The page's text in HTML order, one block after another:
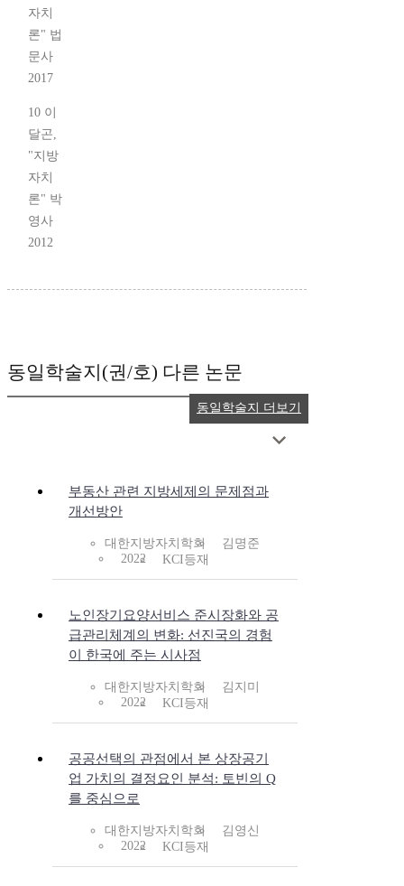
자치
론" 법
문사
2017
10 이
달곤,
"지방
자치
론" 박
영사
2012
동일학술지(권/호) 다른 논문
부동산 관련 지방세제의 문제점과
개선방안
대한지방자치학회
김명준
2022
KCI등재
노인장기요양서비스 준시장화와 공
급관리체계의 변화: 선진국의 경험
이 한국에 주는 시사점
대한지방자치학회
김지미
2022
KCI등재
공공선택의 관점에서 본 상장공기
업 가치의 결정요인 분석: 토빈의 Q
를 중심으로
대한지방자치학회
김영신
2022
KCI등재
동일학술지 더보기